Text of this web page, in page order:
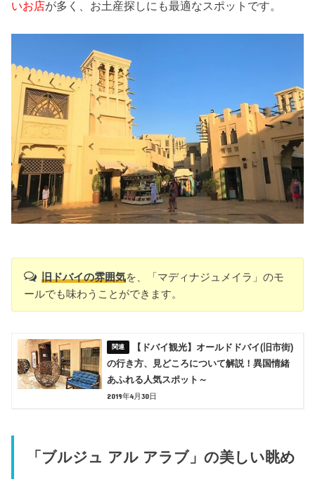
いお店が多く、お土産探しにも最適なスポットです。
旧ドバイの雰囲気を、「マディナジュメイラ」のモ
ールでも味わうことができます。
【ドバイ観光】オールドドバイ(旧市街)
の行き方、見どころについて解説！異国情緒
あふれる人気スポット～
2019年4月30日
「ブルジュ アル アラブ」の美しい眺め